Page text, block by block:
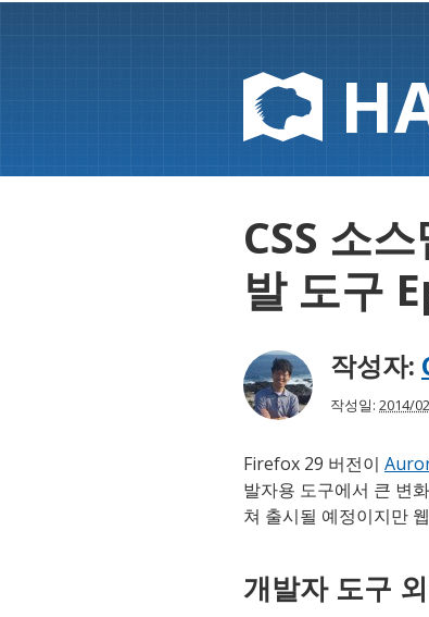
CSS 소
발 도구
작성자:
작성일: 2014/
Firefox 29 버전이
발자용 도구에서 큰 변
쳐 출시될 예정이지만
개발자 도구